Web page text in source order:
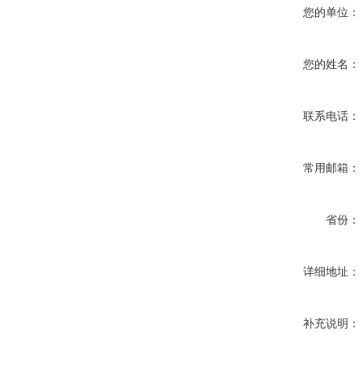
您的单位：
您的姓名：
联系电话：
常用邮箱：
省份：
详细地址：
补充说明：